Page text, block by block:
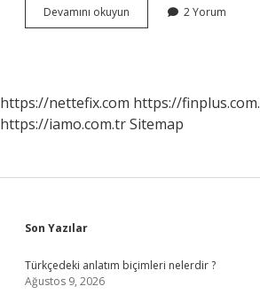
Devamını okuyun
Su
Su
Konur
2 Yorum
https://nettefix.com https://
https://iamo.com.trSitemap
Sidebar
Son Yazılar
Türkçedeki anlatım biçimleri nelerdir ?
Ağustos 9, 2026